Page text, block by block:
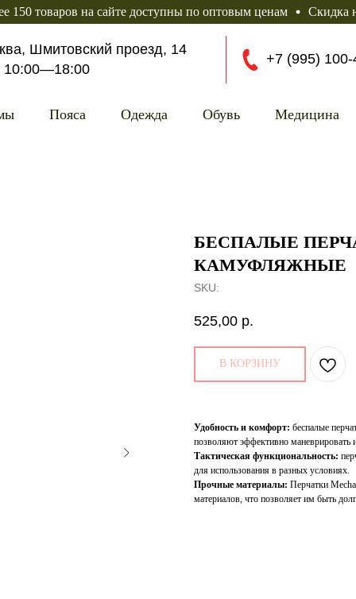
на сайте доступны по оптовым ценам Скидка на
Шмитовский проезд, 14
10:00—18:00
+7 (995)
Пояса Одежда Обувь Медицина
БЕСПАЛЫЕ
КАМУФЛЯЖНЫЕ
SKU:
525,00 р.
В КОРЗИНУ
Удобность и комфорт: беспалые
позволяют эффективно маневрировать
Тактическая функциональность:
для использования в разных условиях.
Прочные материалы: Перчатки
материалов, что позволяет им быть